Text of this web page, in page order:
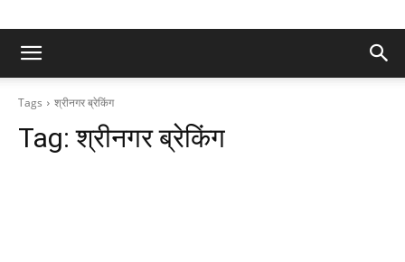
Tags श्रीनगर ब्रेकिंग
Tag:श्रीनगर ब्रेकिंग